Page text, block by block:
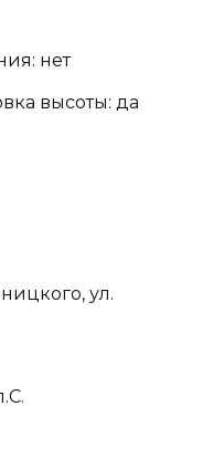
нет
высоты: да
ул.